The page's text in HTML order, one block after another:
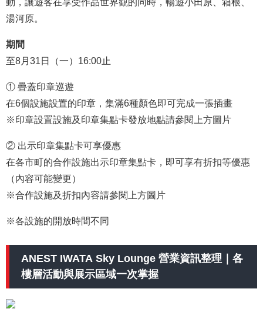
動，讓遊客在享受作品世界觀的同時，暢遊小田原、箱根、
湯河原。
期間
至8月31日（一）16:00止
① 疊蓋印章巡遊
在6個設施設置的印章，集滿6種顏色即可完成一張插畫
※印章設置設施及印章集點卡發放地點請參閱上方圖片
② 出示印章集點卡可享優惠
在各市町的合作設施出示印章集點卡，即可享有折扣等優惠
（內容可能變更）
※合作設施及折扣內容請參閱上方圖片
※各設施的開放時間不同
ANEST IWATA Sky Lounge 營業資訊整理｜各
樓層活動與展示區域一次掌握